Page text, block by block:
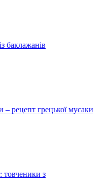
баклажанів
– рецепт грецької мусаки
товченики з